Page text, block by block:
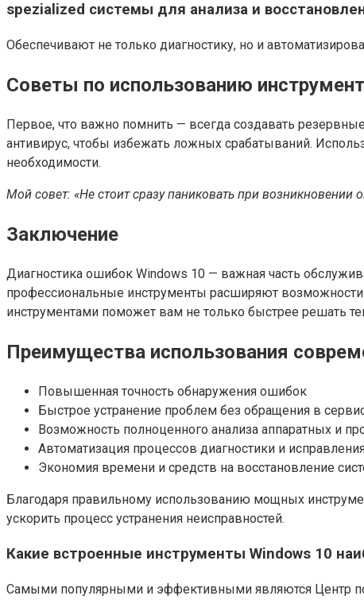
spezialized системы для анализа и
Обеспечивают не только диагностику, но и
Советы по использованию
Первое, что важно помнить — всегда создавать
антивирус, чтобы избежать ложных срабатываний.
необходимости.
Мой совет: «Не стоит сразу паниковать при
Заключение
Диагностика ошибок Windows 10 — важная часть
профессиональные инструменты расширяют
инструментами поможет вам не только быстрее решать
Преимущества использования
Повышенная точность обнаружения ошибок
Быстрое устранение проблем без обращения в
Возможность полноценного анализа аппаратных и
Автоматизация процессов диагностики и
Экономия времени и средств на восстановление
Благодаря правильному использованию мощных
ускорить процесс устранения неисправностей.
Какие встроенные инструменты Windows 10
Самыми популярными и эффективными являются Центр